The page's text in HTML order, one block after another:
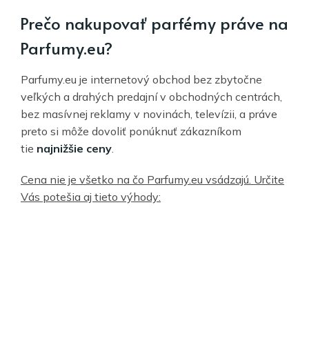
Prečo nakupovať parfémy práve na
Parfumy.eu?
Parfumy.eu je internetový obchod bez zbytočne
veľkých a drahých predajní v obchodných centrách,
bez masívnej reklamy v novinách, televízii, a práve
preto si môže dovoliť ponúknuť zákazníkom
tie najnižšie ceny.
Cena nie je všetko na čo Parfumy.eu vsádzajú. Určite
Vás potešia aj tieto výhody: